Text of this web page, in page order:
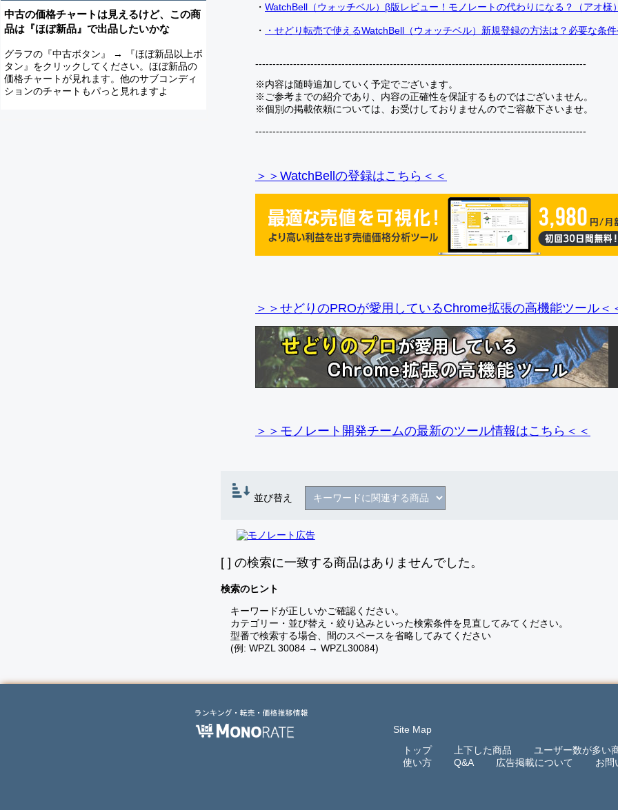
・ WatchBell（ウォッチベル）β版レビュー！モノレートの代わりになる？（アオ様
・ ・せどり転売で使えるWatchBell（ウォッチベル）新規登録の方法は？必要な条
------------------------------------------------------------------------------------------------
※内容は随時追加していく予定でございます。
※ご参考までの紹介であり、内容の正確性を保証するものではございません。
※個別の掲載依頼については、お受けしておりませんのでご容赦下さいませ。
------------------------------------------------------------------------------------------------
＞＞WatchBellの登録はこちら＜＜
＞＞せどりのPROが愛用しているChrome拡張の高機能ツール＜
＞＞モノレート開発チームの最新のツール情報はこちら＜＜
並び替え
[ ] の検索に一致する商品はありませんでした。
検索のヒント
キーワードが正しいかご確認ください。
カテゴリー・並び替え・絞り込みといった検索条件を見直してみてください。
型番で検索する場合、間のスペースを省略してみてください
(例: WPZL 30084 → WPZL30084)
中古の価格チャートは見えるけど、この商
品は『ほぼ新品』で出品したいかな
グラフの『中古ボタン』 → 『ほぼ新品以上ボ
タン』をクリックしてください。ほぼ新品の
価格チャートが見れます。他のサブコンディ
ションのチャートもパっと見れますよ
Site Map
トップ
上下した商品
ユーザー数が多い
使い方
Q&A 広告掲載について お問